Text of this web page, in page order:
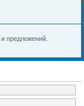
предложений.